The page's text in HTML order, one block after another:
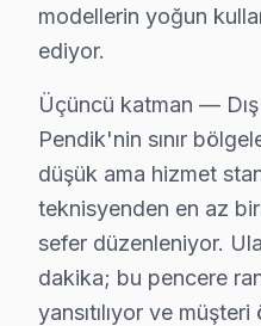
modellerin yoğun
ediyor.
Üçüncü katman —
Pendik'nin sınır
düşük ama hizmet
teknisyenden en az
sefer düzenleniyor.
dakika; bu pencere
yansıtılıyor ve